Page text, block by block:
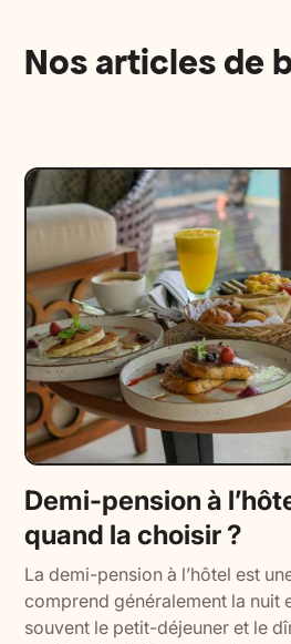
Nos articles de
Demi-pension à
quand la choisir ?
La demi-pension à l’hôtel est
comprend généralement la nuit
souvent le petit-déjeuner et le